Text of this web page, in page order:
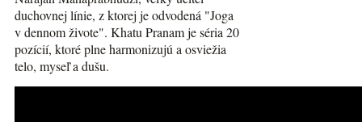
duchovnej línie, z ktorej je odvodená "Joga
v dennom živote". Khatu Pranam je séria 20
pozícií, ktoré plne harmonizujú a osviežia
telo, myseľ a dušu.